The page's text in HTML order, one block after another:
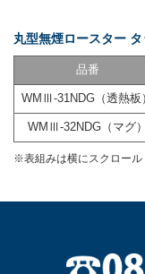
丸型無煙ロースター
品番
WMⅢ-31NDG（透熱板
WMⅢ-32NDG（マグ）
※表組みは横にスクロール